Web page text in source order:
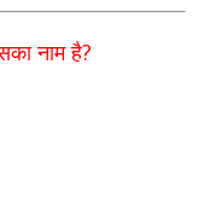
नाम है?